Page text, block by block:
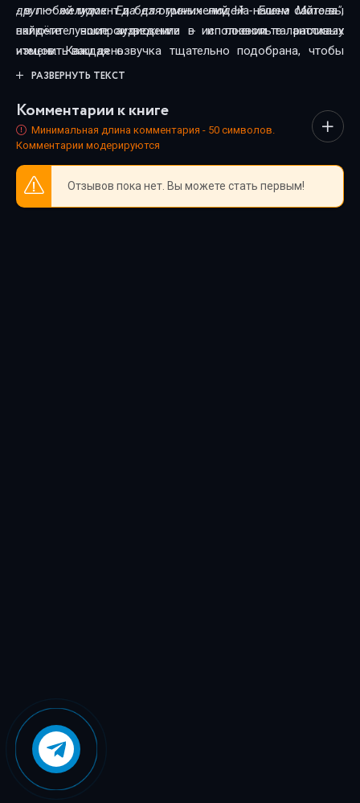
- в любой момент и без ограничений. На нашем сайте вы
найдёте лучшие аудиокниги в исполнении талантливых
чтецов. Каждая озвучка тщательно подобрана, чтобы
передать дух произведения и сделать прослушивание
фантастика и драма, триллеры и любовные истории - мы
собрали всё, чтобы каждый нашёл книгу по душе.
друг – желудок. Еда для умных людей - Елена Мотова",
включите воспроизведение - и позвольте рассказу
изменить ваш день.
РАЗВЕРНУТЬ ТЕКСТ
Комментарии к книге
Минимальная длина комментария - 50 символов.
Комментарии модерируются
Отзывов пока нет. Вы можете стать первым!